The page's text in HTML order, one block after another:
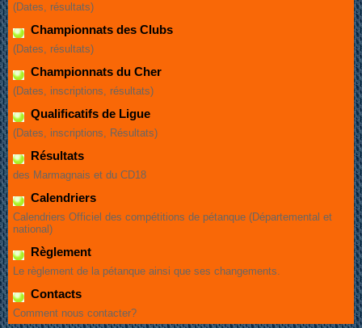
(Dates, résultats)
Championnats des Clubs
(Dates, résultats)
Championnats du Cher
(Dates, inscriptions, résultats)
Qualificatifs de Ligue
(Dates, inscriptions, Résultats)
Résultats
des Marmagnais et du CD18
Calendriers
Calendriers Officiel des compétitions de pétanque (Départemental et
national)
Règlement
Le règlement de la pétanque ainsi que ses changements.
Contacts
Comment nous contacter?